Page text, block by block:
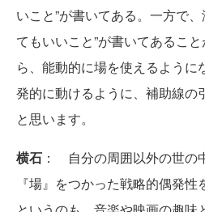
いこと”が書いてある。一方で
てもいいこと”が書いてあるこ
ら、能動的に場を使えるように
発的に動けるように、補助線の
と思います。
横石 ： 自分の周囲以外の世の
『場』をつかった戦略的偶発性